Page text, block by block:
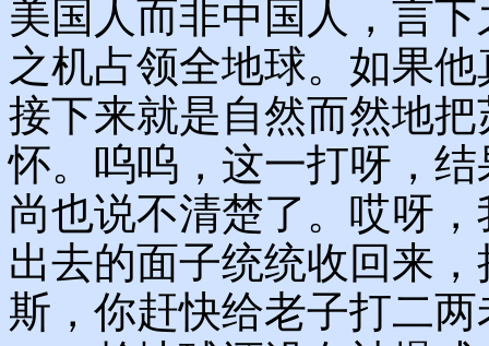
美国人而非中国人，言
之机占领全地球。如果
接下来就是自然而然地
怀。呜呜，这一打呀，
尚也说不清楚了。哎呀
出去的面子统统收回来
斯，你赶快给老子打二